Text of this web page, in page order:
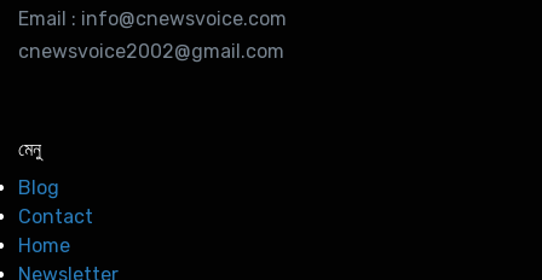
Email : info@cnewsvoice.com
cnewsvoice2002@gmail.com
মেনু
Blog
Contact
Home
Newsletter